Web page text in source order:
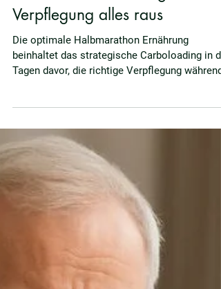
Halbmarathon Ernährung: So
holst du mit der richtigen
Verpflegung alles raus
Tagen davor, die richtige Verpflegung während
des Halbmarathons und das perfekte Timing
der Kohlenhydratzufuhr.